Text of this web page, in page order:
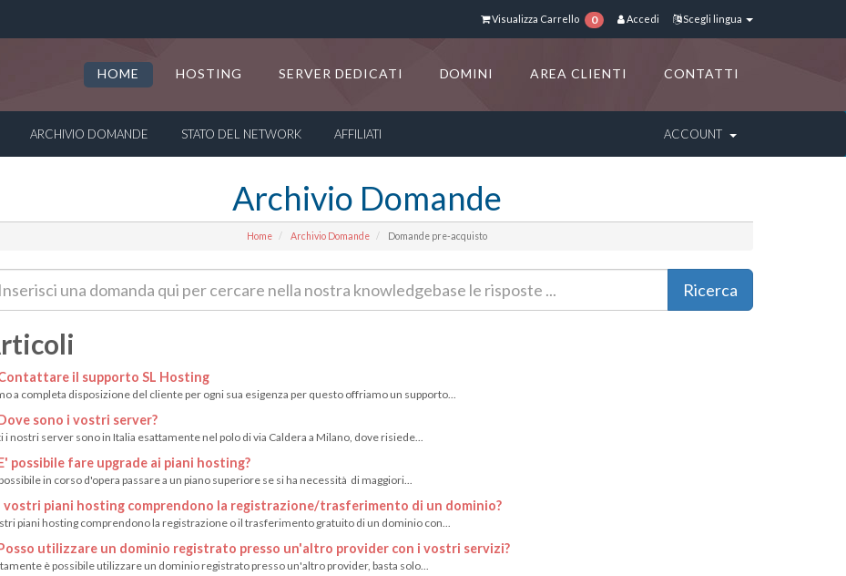
Scegli lingua
Accedi
Visualizza Carrello 0
HOME HOSTING SERVER DEDICATI DOMINI AREA CLIENTI CONTATTI
ARCHIVIO DOMANDE STATO DEL NETWORK AFFILIATI ACCOUNT
Archivio Domande
Home Archivio Domande Domande pre-acquisto
il supporto SL Hosting
a completa disposizione del cliente per ogni sua esigenza per questo offriamo un supporto...
sono i vostri server?
i nostri server sono in Italia esattamente nel polo di via Caldera a Milano, dove risiede...
possibile fare upgrade ai piani hosting?
in corso d'opera passare a un piano superiore se si ha necessità di maggiori...
vostri piani hosting comprendono la registrazione/trasferimento di un dominio?
piani hosting comprendono la registrazione o il trasferimento gratuito di un dominio con...
utilizzare un dominio registrato presso un'altro provider con i vostri servizi?
è possibile utilizzare un dominio registrato presso un'altro provider, basta solo...